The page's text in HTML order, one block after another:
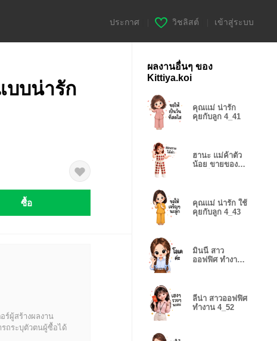
ประกาศ วิชลิสต์ เข้าสู่ระบบ
บบน่ารัก
ซื้อ
ร์ผู้สร้างผลงาน
ถระบุตัวตนผู้ซื้อได้
ผลงานอื่นๆ ของ
Kittiya.koi
คุณแม่ น่ารัก
คุยกับลูก 4_41
ฮานะ แม่ค้าตัว
น้อย ขายของ
คุณแม่ น่ารัก ใช้
คุยกับลูก 4_43
มินนี่ สาว
ออฟฟิศ ทำงาน
ลีน่า สาวออฟฟิศ
ทำงาน 4_52